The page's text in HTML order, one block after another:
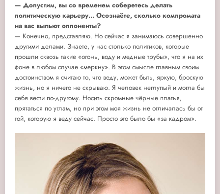
— Допустим, вы со временем соберетесь делать
политическую карьеру... Осознаёте, сколько компромата
на вас выльют оппоненты?
— Конечно, представляю. Но сейчас я занимаюсь совершенно
другими делами. Знаете, у нас столько политиков, которые
прошли сквозь такие «огонь, воду и медные трубы», что я на их
фоне в любом случае «меркну». В этом смысле главным своим
достоинством я считаю то, что веду, может быть, яркую, броскую
жизнь, но я ничего не скрываю. Я человек неглупый и могла бы
себя вести по-другому. Носить скромные чёрные платья,
прятаться по углам, но при этом моя жизнь не отличалась бы от
той, которую я веду сейчас. Просто это было бы «за кадром».